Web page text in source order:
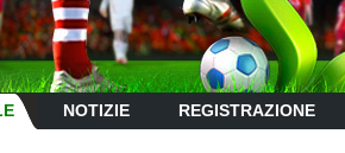
NOTIZIE REGISTRAZIONE